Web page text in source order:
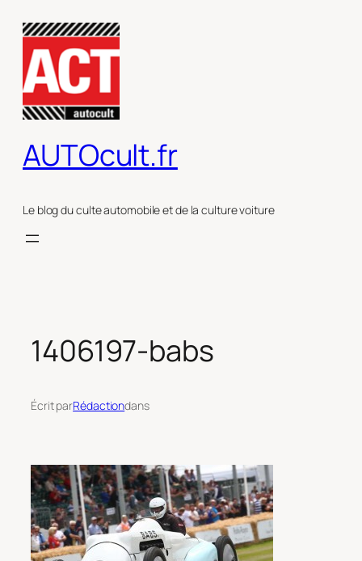
contenu
AUTOcult.fr
Le blog du culte automobile et de la culture voiture
1406197-babs
Écrit parRédactiondans